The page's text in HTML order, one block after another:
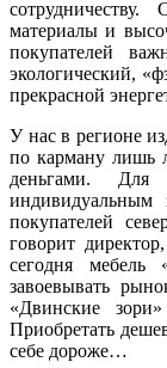
материалы и
покупателей
экологический,
прекрасной
У нас в регионе
по карману лишь
деньгами.
индивидуальным
покупателей
говорит
сегодня мебель
завоевывать
«Двинские
Приобретать
себе дороже…